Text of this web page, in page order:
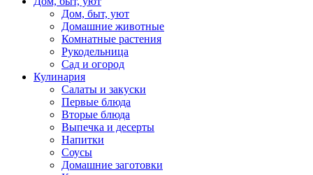
Дом, быт, уют
Домашние животные
Комнатные растения
Рукодельница
Сад и огород
Кулинария
Салаты и закуски
Первые блюда
Вторые блюда
Выпечка и десерты
Напитки
Соусы
Домашние заготовки